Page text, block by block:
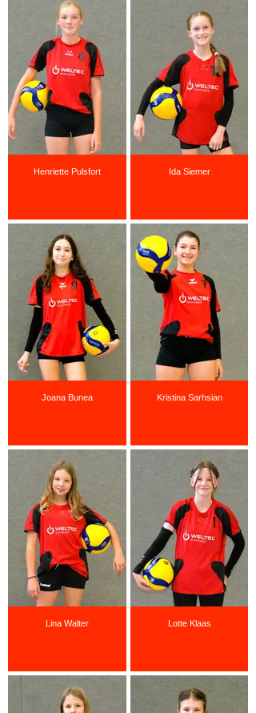
Henriette Pulsfort Ida Siemer
Joana Bunea Kristina Sarhsian
Lina Walter Lotte Klaas